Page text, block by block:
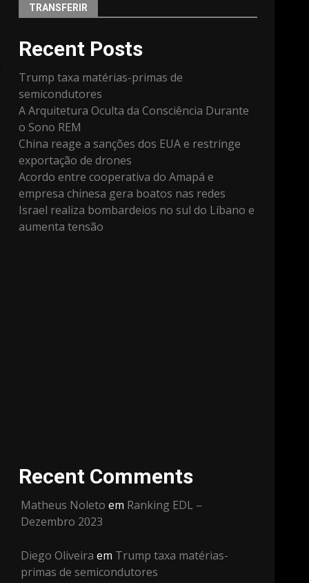
TRANSFERIR
Recent Posts
Trump taxa matérias-primas de
semicondutores
A Arquitetura Oculta da Consciência Durante
o Sono REM
China reage a sanções dos EUA e restringe
exportação de drones
Acordo entre cooperativa do Amapá e
empresa chinesa gera boatos nas redes
Israel realiza bombardeios no sul do Líbano e
aumenta tensão
Recent Comments
Matheus Noleto em Ranking EDL –
Dezembro 2023
Diego Oliveira em Trump taxa matérias-
primas de semicondutores